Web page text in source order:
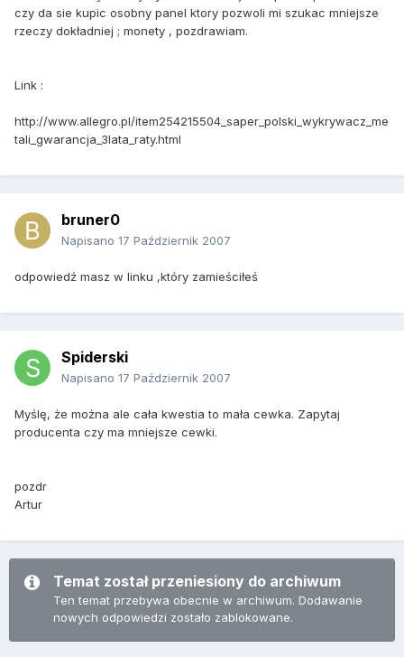
czy da sie kupic osobny panel ktory pozwoli mi szukac mniejsze
rzeczy dokładniej ; monety , pozdrawiam.
Link :
http://www.allegro.pl/item254215504_saper_polski_wykrywacz_me
tali_gwarancja_3lata_raty.html
bruner0
Napisano 17 Październik 2007
odpowiedź masz w linku ,który zamieściłeś
Spiderski
Napisano 17 Październik 2007
Myślę, że można ale cała kwestia to mała cewka. Zapytaj
producenta czy ma mniejsze cewki.
pozdr
Artur
Temat został przeniesiony do archiwum
Ten temat przebywa obecnie w archiwum. Dodawanie
nowych odpowiedzi zostało zablokowane.